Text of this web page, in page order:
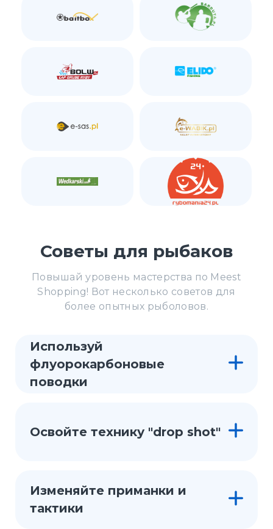
Советы для рыбаков
Повышай уровень мастерства по Meest
Shopping! Вот несколько советов для
более опытных рыболовов.
Используй
флуорокарбоновые
поводки
Освойте технику "drop shot"
Изменяйте приманки и
тактики